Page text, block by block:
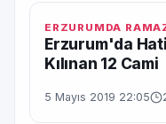
ERZURUMDA
Erzurum'da
Kılınan 12 Cami
5 Mayıs 2019 22:05